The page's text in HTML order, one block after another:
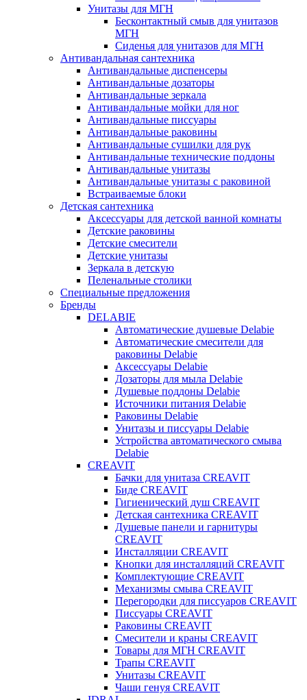
Унитазы для МГН
Бесконтактный смыв для унитазов
МГН
Сиденья для унитазов для МГН
Антивандальная сантехника
Антивандальные диспенсеры
Антивандальные дозаторы
Антивандальные зеркала
Антивандальные мойки для ног
Антивандальные писсуары
Антивандальные раковины
Антивандальные сушилки для рук
Антивандальные технические поддоны
Антивандальные унитазы
Антивандальные унитазы с раковиной
Встраиваемые блоки
Детская сантехника
Аксессуары для детской ванной комнаты
Детские раковины
Детские смесители
Детские унитазы
Зеркала в детскую
Пеленальные столики
Специальные предложения
Бренды
DELABIE
Автоматические душевые Delabie
Автоматические смесители для
раковины Delabie
Аксессуары Delabie
Дозаторы для мыла Delabie
Душевые поддоны Delabie
Источники питания Delabie
Раковины Delabie
Унитазы и писсуары Delabie
Устройства автоматического смыва
Delabie
CREAVIT
Бачки для унитаза CREAVIT
Биде CREAVIT
Гигиенический душ CREAVIT
Детская сантехника CREAVIT
Душевые панели и гарнитуры
CREAVIT
Инсталляции CREAVIT
Кнопки для инсталляций CREAVIT
Комплектующие CREAVIT
Механизмы смыва CREAVIT
Перегородки для писсуаров CREAVIT
Писсуары CREAVIT
Раковины CREAVIT
Смесители и краны CREAVIT
Товары для МГН CREAVIT
Трапы CREAVIT
Унитазы CREAVIT
Чаши генуя CREAVIT